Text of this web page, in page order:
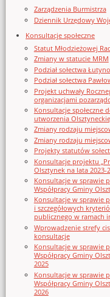
Zarządzenia Burmistrza
Dziennik Urzędowy
Konsultacje społeczne
Statut Młodzieżowej
Zmiany w statucie MRM
Podział sołectwa
Podział sołectwa
Projekt uchwały
organizacjami
Konsultacje społeczne
utworzenia
Zmiany rodzaju
Zmiany rodzaju
Projekty statutów
Konsultacje projektu
Olsztynek na lata
Konsultacje w sprawie
Współpracy Gminy
Konsultacje w sprawie
i szczegółowych
publicznego w ramach
Wprowadzenie strefy
konsultacje
Konsultacje w sprawie
Współpracy Gminy
2025
Konsultacje w sprawie
Współpracy Gminy
2026